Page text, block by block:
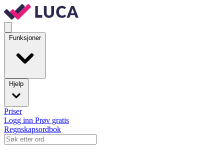
Funksjoner
Hjelp
Priser
Logg inn Prøv gratis
Regnskapsordbok